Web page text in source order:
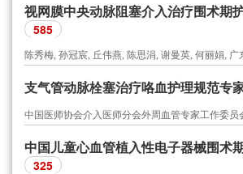
视网膜中央动脉阻塞介入治疗围术期
585
支气管动脉栓塞治疗咯血护理规范专
中国医师协会介入医师分会外周血管专家工作委员
中国儿童心血管植入性电子器械围术
325